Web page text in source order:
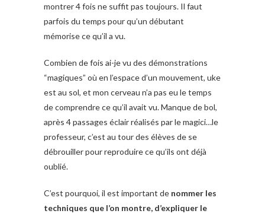
montrer 4 fois ne suffit pas toujours. Il faut
parfois du temps pour qu’un débutant
mémorise ce qu’il a vu.
Combien de fois ai-je vu des démonstrations
“magiques” où en l’espace d’un mouvement, uke
est au sol, et mon cerveau n’a pas eu le temps
de comprendre ce qu’il avait vu. Manque de bol,
après 4 passages éclair réalisés par le magici…le
professeur, c’est au tour des élèves de se
débrouiller pour reproduire ce qu’ils ont déjà
oublié.
C’est pourquoi, il est important de nommer les
techniques que l’on montre, d’expliquer le